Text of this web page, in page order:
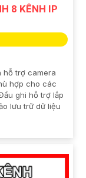
8 KÊNH IP
hỗ trợ camera
hợp cho các
ghi hỗ trợ lắp
lưu trữ dữ liệu